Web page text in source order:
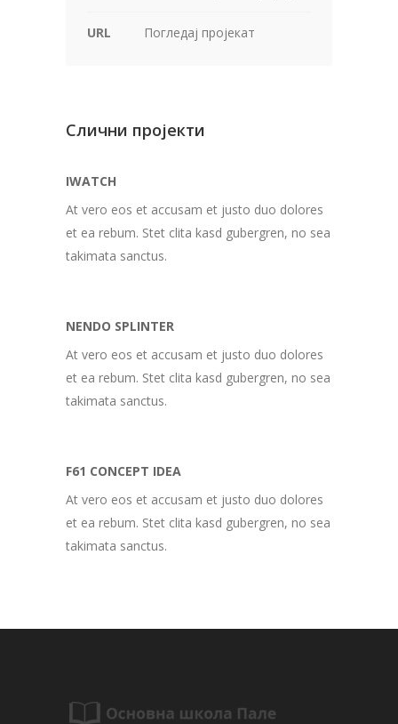
URL Погледај пројекат
Слични пројекти
IWATCH
At vero eos et accusam et justo duo dolores
et ea rebum. Stet clita kasd gubergren, no sea
takimata sanctus.
NENDO SPLINTER
At vero eos et accusam et justo duo dolores
et ea rebum. Stet clita kasd gubergren, no sea
takimata sanctus.
F61 CONCEPT IDEA
At vero eos et accusam et justo duo dolores
et ea rebum. Stet clita kasd gubergren, no sea
takimata sanctus.